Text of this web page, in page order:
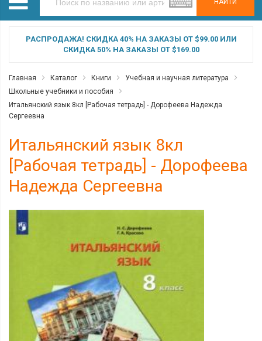
РАСПРОДАЖА! СКИДКА 40% НА ЗАКАЗЫ ОТ $99.00 ИЛИ
СКИДКА 50% НА ЗАКАЗЫ ОТ $169.00
Главная Каталог Книги
Учебная и научная литература
Школьные учебники и пособия
Итальянский язык 8кл [Рабочая тетрадь] - Дорофеева Надежда
Сергеевна
Итальянский язык 8кл
[Рабочая тетрадь] - Дорофеева
Надежда Сергеевна